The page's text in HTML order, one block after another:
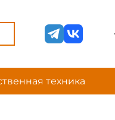
техника